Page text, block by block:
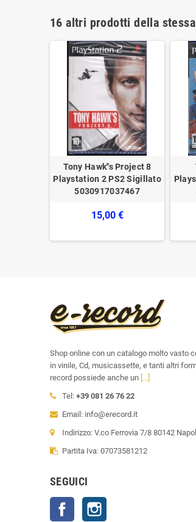
16 altri prodotti della
Tony Hawk''s Project 8
Playstation 2 PS2 Sigillato
5030917037467
15,00 €
Shop online con un catalogo molto vasto
in vinile, Cd, musicassette, e tanti altri
record possiede anche un [...]
Tel: +39 081 26 76 22
Email: info@erecord.it
Indirizzo: V.co Ferrovia 7/8 80142
Partita Iva: 07073581212
SEGUICI
Facebook